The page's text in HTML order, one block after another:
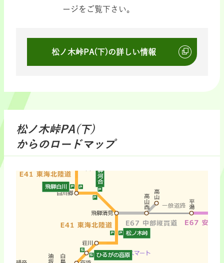
ージをご覧下さい。
松ノ木峠PA(下)の詳しい情報
松ノ木峠PA(下)
からのロードマップ